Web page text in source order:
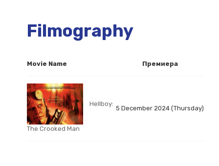
Filmography
Movie Name Премиера
Hellboy:
The Crooked Man
5 December 2024 (Thursday)